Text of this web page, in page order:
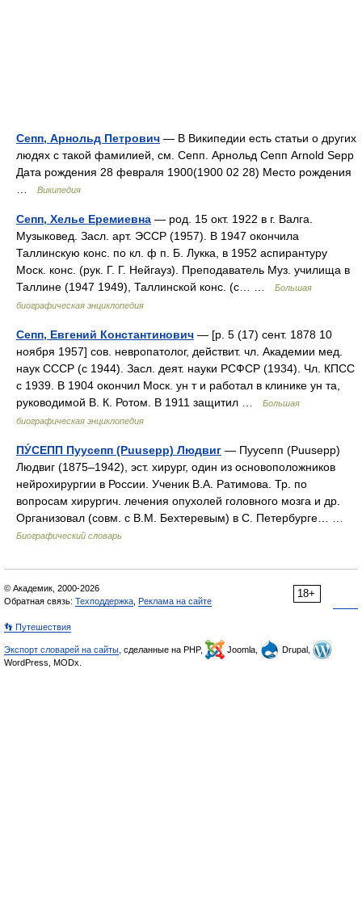
Сепп, Арнольд Петрович — В Википедии есть статьи о других
людях с такой фамилией, см. Сепп. Арнольд Сепп Arnold Sepp
Дата рождения 28 февраля 1900(1900 02 28) Место рождения
Википедия
Сепп, Хелье Еремиевна — род. 15 окт. 1922 в г. Валга.
Музыковед. Засл. арт. ЭССР (1957). В 1947 окончила
Таллинскую конс. по кл. ф п. Б. Лукка, в 1952 аспирантуру
Моск. конс. (рук. Г. Г. Нейгауз). Преподаватель Муз. училища в
Таллине (1947 1949), Таллинской конс. (с… …
Большая
биографическая энциклопедия
Сепп, Евгений Константинович — [р. 5 (17) сент. 1878 10
ноября 1957] сов. невропатолог, действит. чл. Академии мед.
наук СССР (с 1944). Засл. деят. науки РСФСР (1934). Чл. КПСС
с 1939. В 1904 окончил Моск. ун т и работал в клинике ун та,
руководимой В. К. Ротом. В 1911 защитил …
Большая
биографическая энциклопедия
ПУ́СЕПП Пуусепп (Puusepp) Людвиг — Пуусепп (Puusepp)
Людвиг (1875–1942), эст. хирург, один из основоположников
нейрохирургии в России. Ученик В.А. Ратимова. Тр. по
вопросам хирургич. лечения опухолей головного мозга и др.
Организовал (совм. с В.М. Бехтеревым) в С. Петербурге… …
Биографический словарь
18+
© Академик, 2000-2026
Обратная связь: Техподдержка Реклама на сайте
👣 Путешествия
Экспорт словарей на сайты , сделанные на PHP, Joomla,
Drupal,
WordPress, MODx.